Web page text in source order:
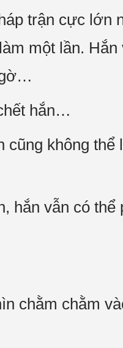
trận cực lớn
một lần.
hắn…
không
hắn vẫn có thể
chằm chằm